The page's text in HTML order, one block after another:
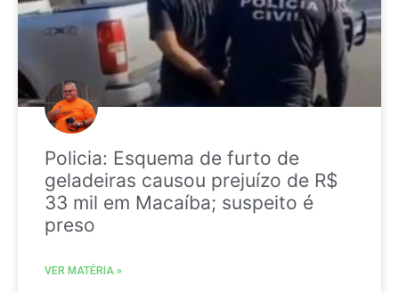
Policia: Esquema de furto de
geladeiras causou prejuízo de R$
33 mil em Macaíba; suspeito é
preso
VER MATÉRIA »